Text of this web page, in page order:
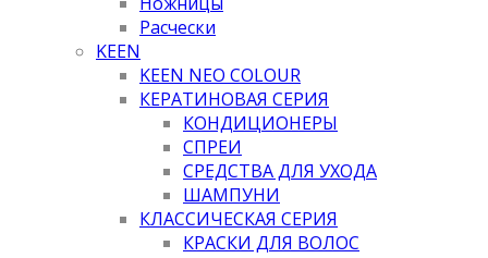
Расчески
KEEN
KEEN NEO COLOUR
КЕРАТИНОВАЯ СЕРИЯ
КОНДИЦИОНЕРЫ
СПРЕИ
СРЕДСТВА ДЛЯ УХОДА
ШАМПУНИ
КЛАССИЧЕСКАЯ СЕРИЯ
КРАСКИ ДЛЯ ВОЛОС